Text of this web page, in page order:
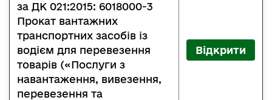
за ДК 021:2015: 6018000-3
Прокат вантажних
транспортних засобів із
водієм для перевезення
товарів («Послуги з
навантаження, вивезення,
перевезення та
Відкрити